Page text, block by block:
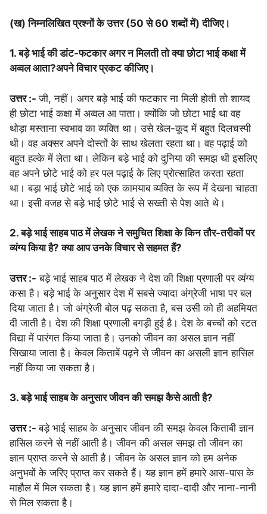
(ख) निम्नलिखित प्रश्नों के उत्तर (50 से 60 शब्दों में) दीजिए।
1. बड़े भाई की डांट-फटकार अगर न मिलती तो क्या छोटा भाई कक्षा में
अव्वल आता?अपने विचार प्रकट कीजिए।
उत्तर :-जी, नहीं। अगर बड़े भाई की फटकार ना मिली होती तो शायद
ही छोटा भाई कक्षा में अव्वल आ पाता। क्योंकि जो छोटा भाई था वह
थोड़ा मस्ताना स्वभाव का व्यक्ति था। उसे खेल-कूद में बहुत दिलचस्पी
थी। वह अक्सर अपने दोस्तों के साथ खेलता रहता था। वह पढ़ाई को
बहुत हल्के में लेता था। लेकिन बड़े भाई को दुनिया की समझ थी इसलिए
वह अपने छोटे भाई को हर पल पढ़ाई के लिए प्रोत्साहित करता रहता
था। बड़ा भाई छोटे भाई को एक कामयाब व्यक्ति के रूप में देखना चाहता
था। इसी वजह से बड़े भाई छोटे भाई से सख्ती से पेश आते थे।
2. बड़े भाई साहब पाठ में लेखक ने समुचित शिक्षा के किन तौर-तरीकों पर
व्यंग्य किया है? क्या आप उनके विचार से सहमत हैं?
उत्तर :- बड़े भाई साहब पाठ में लेखक ने देश की शिक्षा प्रणाली पर व्यंग्य
कसा है। बड़े भाई के अनुसार देश में सबसे ज्यादा अंग्रेजी भाषा पर बल
दिया जाता है। जो अंग्रेजी बोल पढ़ सकता है, बस उसी को ही अहमियत
दी जाती है। देश की शिक्षा प्रणाली बगड़ी हुई है। देश के बच्चों को रटत
विद्या में पारंगत किया जाता है। उनको जीवन का असल ज्ञान नहीं
सिखाया जाता है। केवल किताबें पढ़ने से जीवन का असली ज्ञान हासिल
नहीं किया जा सकता है।
3. बड़े भाई साहब के अनुसार जीवन की समझ कैसे आती है?
उत्तर :-बड़े भाई साहब के अनुसार जीवन की समझ केवल किताबी ज्ञान
हासिल करने से नहीं आती है। जीवन की असल समझ तो जीवन का
ज्ञान प्राप्त करने से आती है। जीवन के असल ज्ञान को हम अनेक
अनुभवों के जरिए प्राप्त कर सकते हैं। यह ज्ञान हमें हमारे आस-पास के
माहौल में मिल सकता है। यह ज्ञान हमें हमारे दादा-दादी और नाना-नानी
से मिल सकता है।